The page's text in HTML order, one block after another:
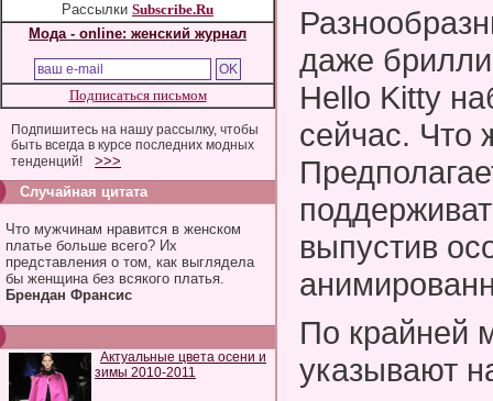
Рассылки Subscribe.Ru
Мода - online: женский журнал
Подписаться письмом
Подпишитесь на нашу рассылку, чтобы
быть всегда в курсе последних модных
тенденций!
>>>
Случайная цитата
Что мужчинам нравится в женском
платье больше всего? Их
представления о том, как выглядела
бы женщина без всякого платья.
Брендан Франсис
Актуальные цвета осени и
зимы 2010-2011
даже
Hello Kitty
сейчас. Что
выпустив
По крайней
указывают